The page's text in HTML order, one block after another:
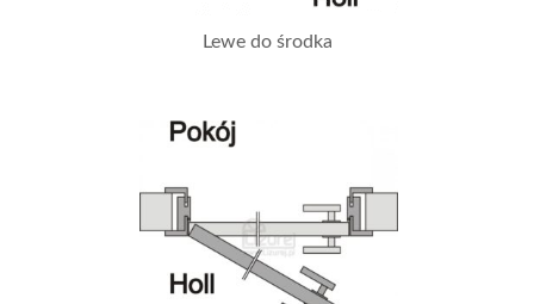
Lewe do środka